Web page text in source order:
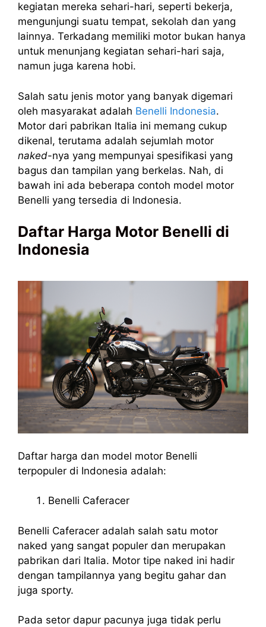
kegiatan mereka sehari-hari, seperti bekerja,
mengunjungi suatu tempat, sekolah dan yang
lainnya. Terkadang memiliki motor bukan hanya
untuk menunjang kegiatan sehari-hari saja,
namun juga karena hobi.
Salah satu jenis motor yang banyak digemari
oleh masyarakat adalah Benelli Indonesia.
Motor dari pabrikan Italia ini memang cukup
dikenal, terutama adalah sejumlah motor
naked-nya yang mempunyai spesifikasi yang
bagus dan tampilan yang berkelas. Nah, di
bawah ini ada beberapa contoh model motor
Benelli yang tersedia di Indonesia.
Daftar Harga Motor Benelli di
Indonesia
Daftar harga dan model motor Benelli
terpopuler di Indonesia adalah:
Benelli Caferacer
Benelli Caferacer adalah salah satu motor
naked yang sangat populer dan merupakan
pabrikan dari Italia. Motor tipe naked ini hadir
dengan tampilannya yang begitu gahar dan
juga sporty.
Pada setor dapur pacunya juga tidak perlu